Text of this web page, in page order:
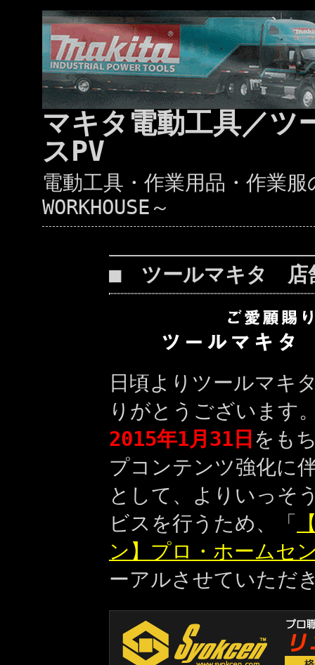
マキタ電動工具／
スPV
電動工具・作業用品・作
WORKHOUSE～
■ ツールマキタ 店
日頃よりツールマキ
りがとうございます
2015年1月31日 をも
プコンテンツ強化に
として、よりいっそ
ビスを行うため、「
ン】プロ・ホームセ
ーアルさせていただ